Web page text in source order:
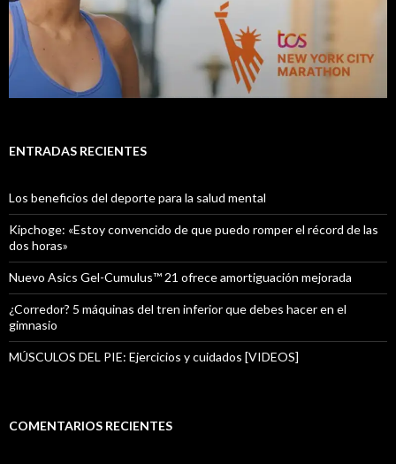
ENTRADAS RECIENTES
Los beneficios del deporte para la salud mental
Kipchoge: «Estoy convencido de que puedo romper el récord de las
dos horas»
Nuevo Asics Gel-Cumulus™ 21 ofrece amortiguación mejorada
¿Corredor? 5 máquinas del tren inferior que debes hacer en el
gimnasio
MÚSCULOS DEL PIE: Ejercicios y cuidados [VIDEOS]
COMENTARIOS RECIENTES